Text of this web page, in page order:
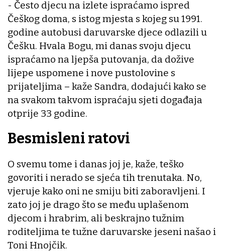
- Često djecu na izlete ispraćamo ispred
Češkog doma, s istog mjesta s kojeg su 1991.
godine autobusi daruvarske djece odlazili u
Češku. Hvala Bogu, mi danas svoju djecu
ispraćamo na ljepša putovanja, da dožive
lijepe uspomene i nove pustolovine s
prijateljima – kaže Sandra, dodajući kako se
na svakom takvom ispraćaju sjeti događaja
otprije 33 godine.
Besmisleni ratovi
O svemu tome i danas joj je, kaže, teško
govoriti i nerado se sjeća tih trenutaka. No,
vjeruje kako oni ne smiju biti zaboravljeni. I
zato joj je drago što se među uplašenom
djecom i hrabrim, ali beskrajno tužnim
roditeljima te tužne daruvarske jeseni našao i
Toni Hnojčik.